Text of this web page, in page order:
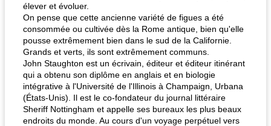
élever et évoluer.
On pense que cette ancienne variété de figues a été
consommée ou cultivée dès la Rome antique, bien qu'elle
pousse extrêmement bien dans le sud de la Californie.
Grands et verts, ils sont extrêmement communs.
John Staughton est un écrivain, éditeur et éditeur itinérant
qui a obtenu son diplôme en anglais et en biologie
intégrative à l'Université de l'Illinois à Champaign, Urbana
(États-Unis). Il est le co-fondateur du journal littéraire
Sheriff Nottingham et appelle ses bureaux les plus beaux
endroits du monde. Au cours d'un voyage perpétuel vers